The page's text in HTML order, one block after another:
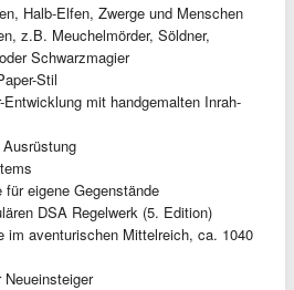
Halb-Elfen, Zwerge und Menschen
z.B. Meuchelmörder, Söldner,
Schwarzmagier
Stil
mit handgemalten Inrah-
eigene Gegenstände
DSA Regelwerk (5. Edition)
im aventurischen Mittelreich, ca. 1040